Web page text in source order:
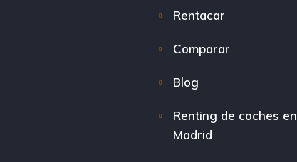
Rentacar
Comparar
Blog
Renting de coches en
Madrid